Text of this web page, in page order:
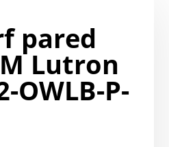
pared
Lutron
OWLB-P-